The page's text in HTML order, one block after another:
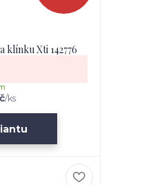
klínku Xti 142776
/ks